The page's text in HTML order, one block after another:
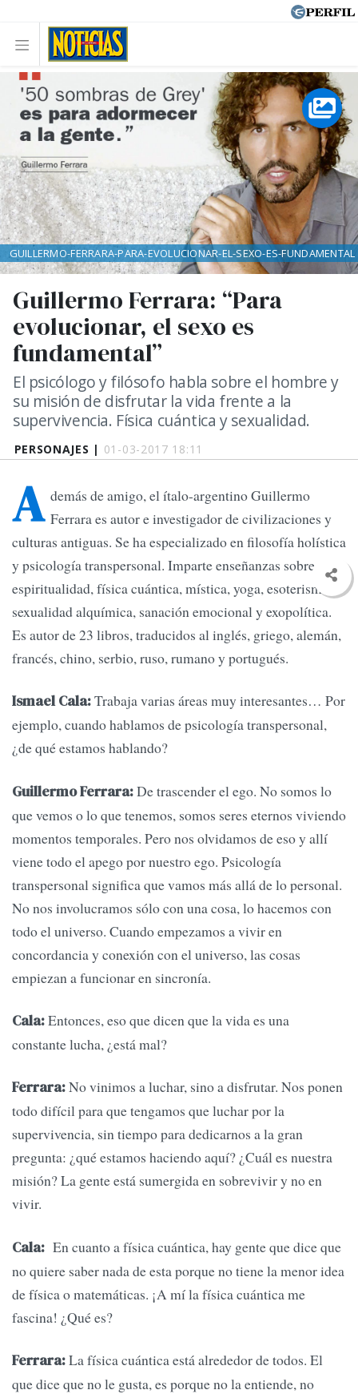
PERSONAJES | 01-03-2017 18:11
Guillermo Ferrara: “Para
evolucionar, el sexo es
fundamental”
El psicólogo y filósofo habla sobre el hombre y
su misión de disfrutar la vida frente a la
supervivencia. Física cuántica y sexualidad.
GUILLERMO-FERRARA-PARA-EVOLUCIONAR-EL-SEXO-ES-FUNDAMENTAL
A demás de amigo, el ítalo-argentino Guillermo
Ferrara es autor e investigador de civilizaciones y
culturas antiguas. Se ha especializado en filosofía holística
y psicología transpersonal. Imparte enseñanzas sobre
espiritualidad, física cuántica, mística, yoga, esoterismo,
sexualidad alquímica, sanación emocional y exopolítica.
Es autor de 23 libros, traducidos al inglés, griego, alemán,
francés, chino, serbio, ruso, rumano y portugués.
Ismael Cala:Trabaja varias áreas muy interesantes… Por
ejemplo, cuando hablamos de psicología transpersonal,
¿de qué estamos hablando?
Guillermo Ferrara:De trascender el ego. No somos lo
que vemos o lo que tenemos, somos seres eternos viviendo
momentos temporales. Pero nos olvidamos de eso y allí
viene todo el apego por nuestro ego. Psicología
transpersonal significa que vamos más allá de lo personal.
No nos involucramos sólo con una cosa, lo hacemos con
todo el universo. Cuando empezamos a vivir en
concordancia y conexión con el universo, las cosas
empiezan a funcionar en sincronía.
Cala:Entonces, eso que dicen que la vida es una
constante lucha, ¿está mal?
Ferrara:No vinimos a luchar, sino a disfrutar. Nos ponen
todo difícil para que tengamos que luchar por la
supervivencia, sin tiempo para dedicarnos a la gran
pregunta: ¿qué estamos haciendo aquí? ¿Cuál es nuestra
misión? La gente está sumergida en sobrevivir y no en
vivir.
Cala: En cuanto a física cuántica, hay gente que dice que
no quiere saber nada de esta porque no tiene la menor idea
de física o matemáticas. ¡A mí la física cuántica me
fascina! ¿Qué es?
Ferrara:La física cuántica está alrededor de todos. El
que dice que no le gusta, es porque no la entiende, no